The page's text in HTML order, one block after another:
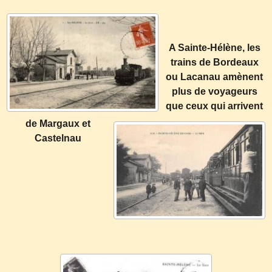
A Sainte-Hélène, les
trains de Bordeaux
ou Lacanau amènent
plus de voyageurs
que ceux qui arrivent
de Margaux et
Castelnau